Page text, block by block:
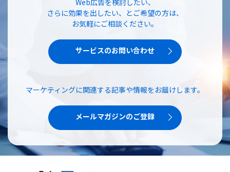
Web広告を検討したい、
さらに効果を出したい、とご希望の方は、
お気軽にご相談ください。
サービスのお問い合わせ
マーケティングに関連する記事や情報をお届けします。
メールマガジンのご登録